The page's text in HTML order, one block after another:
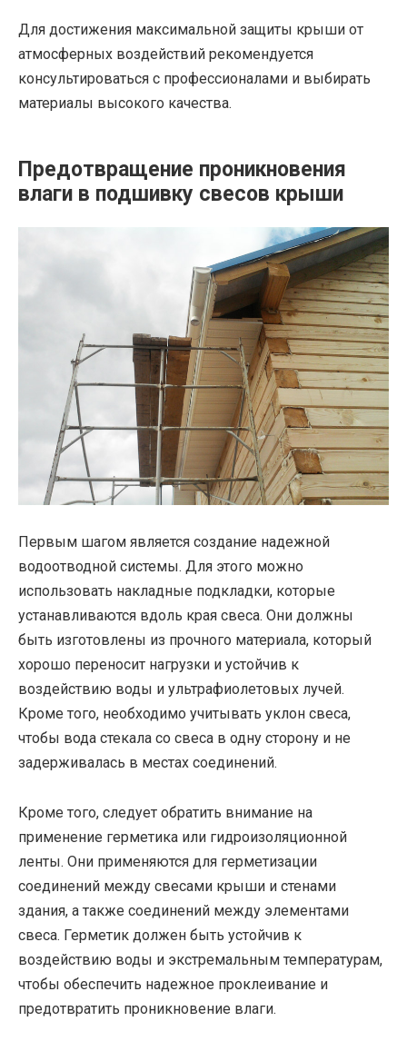
Для достижения максимальной защиты крыши от
атмосферных воздействий рекомендуется
консультироваться с профессионалами и выбирать
материалы высокого качества.
Предотвращение проникновения
влаги в подшивку свесов крыши
Первым шагом является создание надежной
водоотводной системы. Для этого можно
использовать накладные подкладки, которые
устанавливаются вдоль края свеса. Они должны
быть изготовлены из прочного материала, который
хорошо переносит нагрузки и устойчив к
воздействию воды и ультрафиолетовых лучей.
Кроме того, необходимо учитывать уклон свеса,
чтобы вода стекала со свеса в одну сторону и не
задерживалась в местах соединений.
Кроме того, следует обратить внимание на
применение герметика или гидроизоляционной
ленты. Они применяются для герметизации
соединений между свесами крыши и стенами
здания, а также соединений между элементами
свеса. Герметик должен быть устойчив к
воздействию воды и экстремальным температурам,
чтобы обеспечить надежное проклеивание и
предотвратить проникновение влаги.